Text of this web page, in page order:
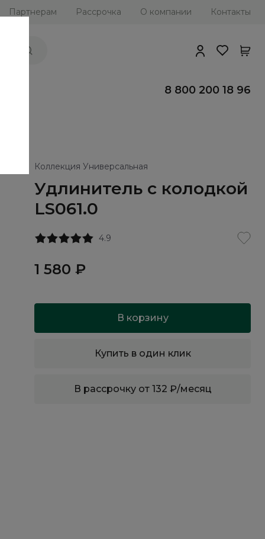
Партнерам Рассрочка О компании Контакты
8 800 200 18 96
Коллекция Универсальная
Удлинитель с колодкой
LS061.0
4.9
1 580 ₽
В корзину
Купить в один клик
В рассрочку от 132 ₽/месяц